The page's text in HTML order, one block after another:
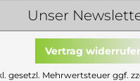
Unser
Vertrag
gesetzl. Mehrwertsteuer ggf.